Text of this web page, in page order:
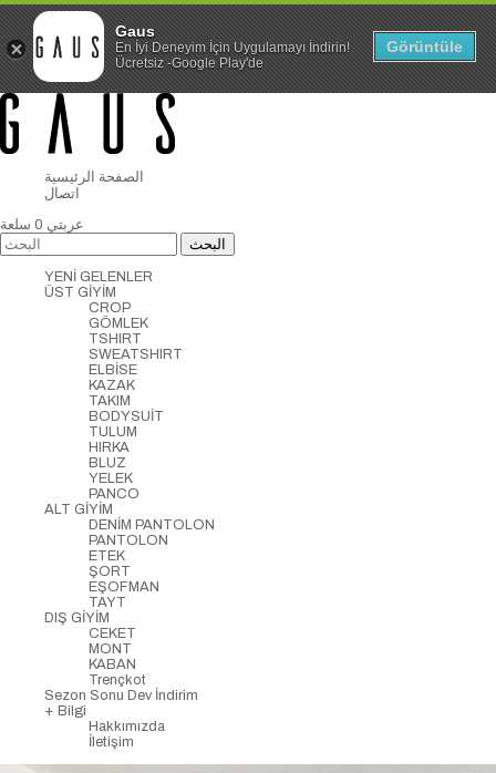
الصفحة الرئيسية
اتصال
عربتي 0 سلعة
YENİ GELENLER
ÜST GİYİM
CROP
GÖMLEK
TSHIRT
SWEATSHIRT
ELBİSE
KAZAK
TAKIM
BODYSUİT
TULUM
HIRKA
BLUZ
YELEK
PANCO
ALT GİYİM
DENİM PANTOLON
PANTOLON
ETEK
ŞORT
EŞOFMAN
TAYT
DIŞ GİYİM
CEKET
MONT
KABAN
Trençkot
Sezon Sonu Dev İndirim
+ Bilgi
Hakkımızda
İletişim
Gaus
En İyi Deneyim İçin Uygulamayı İndirin!
Ücretsiz -Google Play'de
Görüntüle